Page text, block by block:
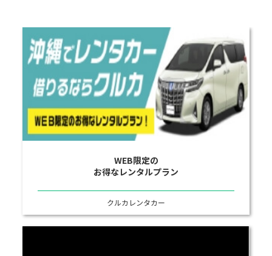
WEB限定の
お得なレンタルプラン
クルカレンタカー